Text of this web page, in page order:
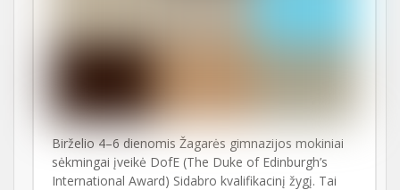
Birželio 4–6 dienomis Žagarės gimnazijos mokiniai
sėkmingai įveikė DofE (The Duke of Edinburgh’s
International Award) Sidabro kvalifikacinį žygį. Tai